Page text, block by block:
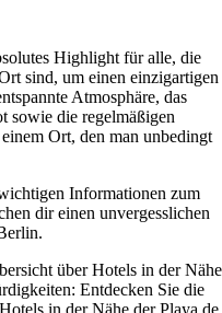
Highlight für alle, die
sind, um einen einzigartigen
Atmosphäre, das
sowie die regelmäßigen
Ort, den man unbedingt
Informationen zum
dir einen unvergesslichen
über Hotels in der Nähe
Entdecken Sie die